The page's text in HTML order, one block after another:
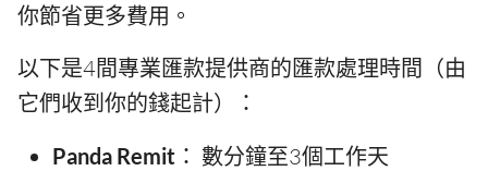
你節省更多費用。
以下是4間專業匯款提供商的匯款處理時間（由
它們收到你的錢起計）：
Panda Remit ： 數分鐘至3個工作天